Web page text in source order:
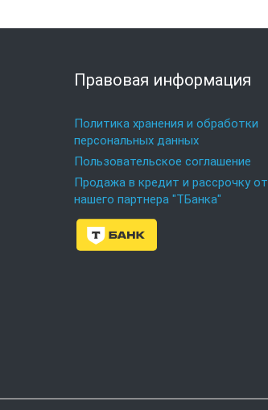
Правовая информация
Политика хранения и обработки
персональных данных
Пользовательское соглашение
Продажа в кредит и рассрочку от
нашего партнера "ТБанка"